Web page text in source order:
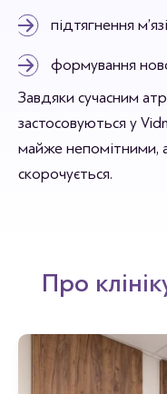
підтягнення
формування
Завдяки сучасним
застосовуються у
майже непомітними,
скорочується.
Про